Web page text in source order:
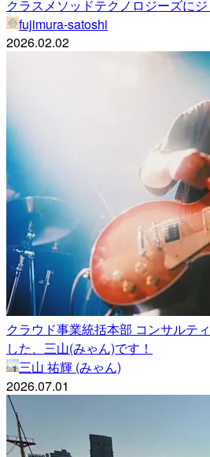
クラスメソッドテクノロジーズに
fujimura-satoshi
2026.02.02
クラウド事業統括本部 コンサルテ
した、三山(みゃん)です！
三山 祐輝 (みゃん)
2026.07.01